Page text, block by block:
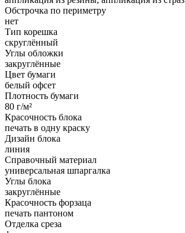
Обстрочка по периметру
нет
Тип корешка
скруглённый
Углы обложки
закруглённые
Цвет бумаги
белый офсет
Плотность бумаги
80 г/м²
Красочность блока
печать в одну краску
Дизайн блока
линия
Справочный материал
универсальная шпаргалка
Углы блока
закруглённые
Красочность форзаца
печать пантоном
Отделка среза